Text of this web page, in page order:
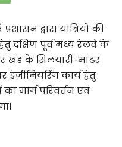
द्वारा यात्रियों की
दक्षिण पूर्व मध्य रेलवे के
खंड के सिलयारी-मांढर
कार्य हेतु
मार्ग परिवर्तन एवं